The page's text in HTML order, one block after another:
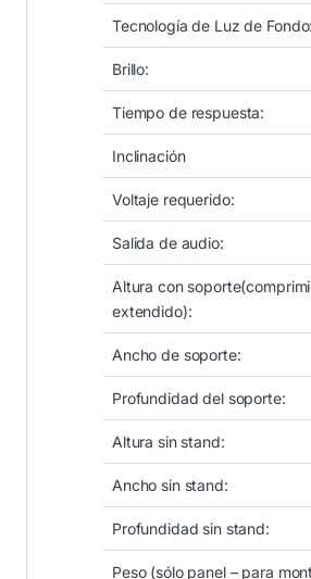
Tecnología de Luz de Fondo:
Brillo:
Tiempo de respuesta:
Inclinación
Voltaje requerido:
Salida de audio:
Altura con
extendido):
Ancho de soporte:
Profundidad del soporte:
Altura sin stand:
Ancho sin stand:
Profundidad sin stand:
Peso (sólo panel – para